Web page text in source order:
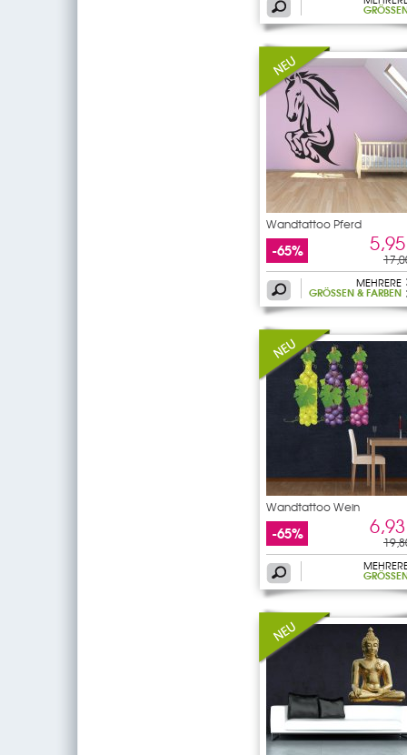
GRÖSSEN
Wandtattoo Pferd
-65%
MEHRERE
GRÖSSEN & FARBEN
Wandtattoo Wein
-65%
GRÖSSEN